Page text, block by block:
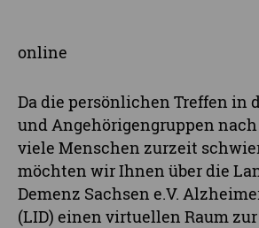
online
Da die persönlichen Treffen in
und Angehörigengruppen
viele Menschen zurzeit
möchten wir Ihnen über die
Demenz Sachsen e.V.
(LID) einen virtuellen Raum